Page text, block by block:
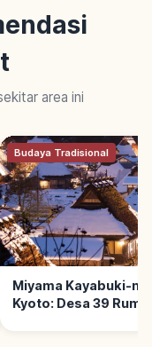
area ini
Budaya Tradisional
Miyama Kayabuki-
Kyoto: Desa 39